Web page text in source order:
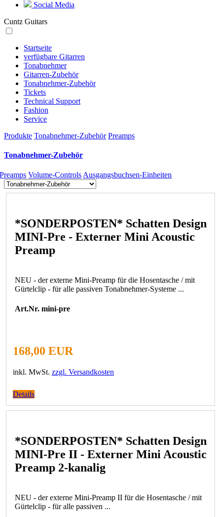
Social Media
Cuntz Guitars
Startseite
verfügbare Gitarren
Tonabnehmer
Gitarren-Zubehör
Tonabnehmer-Zubehör
Tickets
Technical Support
Fashion
Service
Produkte Tonabnehmer-Zubehör Preamps
Tonabnehmer-Zubehör
Preamps Volume-Controls Ausgangsbuchsen-Einheiten
*SONDERPOSTEN* Schatten Design
MINI-Pre - Externer Mini Acoustic
Preamp
NEU - der externe Mini-Preamp für die Hosentasche / mit
Gürtelclip - für alle passiven Tonabnehmer-Systeme ...
Art.Nr. mini-pre
168,00 EUR
inkl. MwSt. zzgl. Versandkosten
Details
*SONDERPOSTEN* Schatten Design
MINI-Pre II - Externer Mini Acoustic
Preamp 2-kanalig
NEU - der externe Mini-Preamp II für die Hosentasche / mit
Gürtelclip - für alle passiven ...